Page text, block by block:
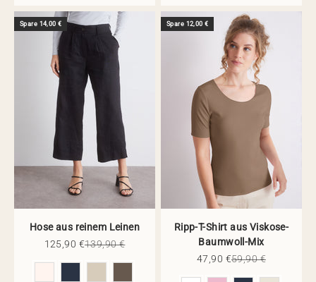
Spare 14,00 €
Hose aus reinem Leinen
Angebot
125,90 €Regulärer Preis
139,90 €
Spare 12,00 €
Ripp-T-Shirt aus Viskose-
Baumwoll-Mix
Angebot
47,90 €Regulärer Preis
59,90 €